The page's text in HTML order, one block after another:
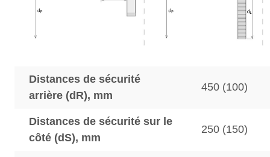
Distances de sécurité
arrière (dR), mm
450 (100)
Distances de sécurité sur le
côté (dS), mm
250 (150)